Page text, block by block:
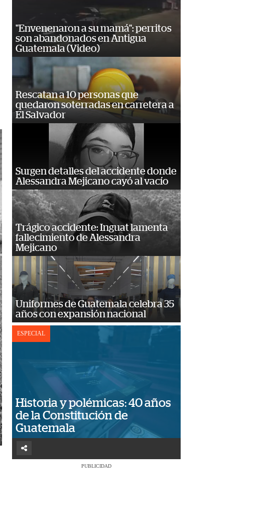
"Envenenaron a su mamá": perritos
son abandonados en Antigua
Guatemala (Video)
Rescatan a 10 personas que
quedaron soterradas en carretera a
El Salvador
Surgen detalles del accidente donde
Alessandra Mejicano cayó al vacío
Trágico accidente: Inguat lamenta
fallecimiento de Alessandra
Mejicano
Uniformes de Guatemala celebra 35
años con expansión nacional
ESPECIAL
Historia y polémicas: 40 años
de la Constitución de
Guatemala
PUBLICIDAD